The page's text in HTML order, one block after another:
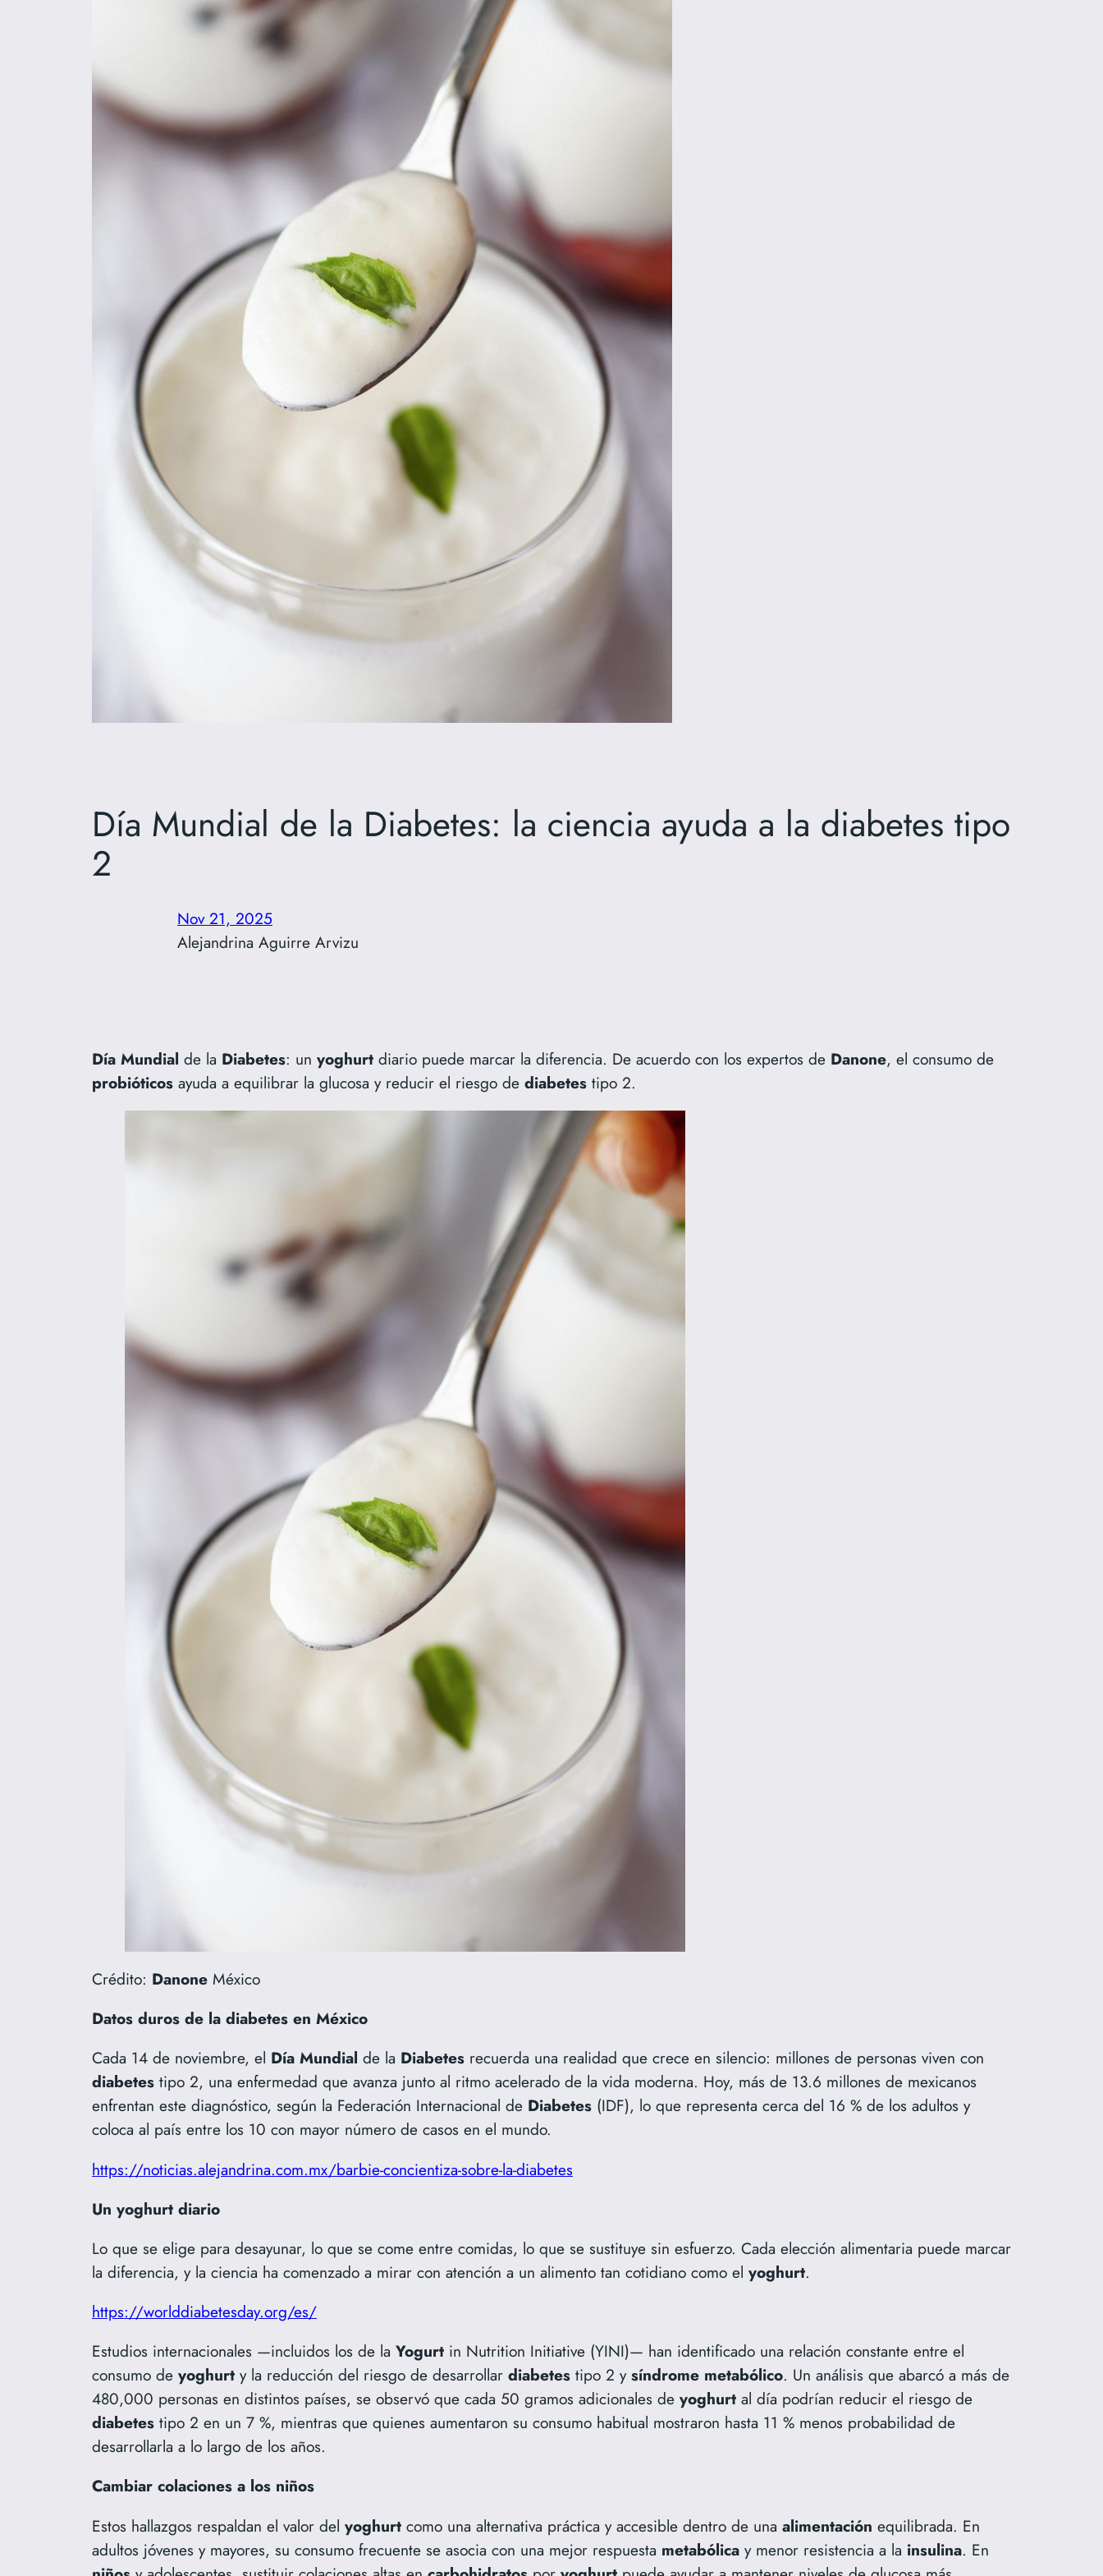
Día Mundial de la Diabetes: la ciencia ayuda a la diabetes tipo
2
Nov 21, 2025
Alejandrina Aguirre Arvizu
Día Mundial de la Diabetes: un yoghurt diario puede marcar la diferencia. De acuerdo con los expertos de Danone, el consumo de
probióticos ayuda a equilibrar la glucosa y reducir el riesgo de diabetes tipo 2.
Crédito: Danone México
Datos duros de la diabetes en México
Cada 14 de noviembre, el Día Mundial de la Diabetes recuerda una realidad que crece en silencio: millones de personas viven con
diabetes tipo 2, una enfermedad que avanza junto al ritmo acelerado de la vida moderna. Hoy, más de 13.6 millones de mexicanos
enfrentan este diagnóstico, según la Federación Internacional de Diabetes (IDF), lo que representa cerca del 16 % de los adultos y
coloca al país entre los 10 con mayor número de casos en el mundo.
https://noticias.alejandrina.com.mx/barbie-concientiza-sobre-la-diabetes
Un yoghurt diario
Lo que se elige para desayunar, lo que se come entre comidas, lo que se sustituye sin esfuerzo. Cada elección alimentaria puede marcar
la diferencia, y la ciencia ha comenzado a mirar con atención a un alimento tan cotidiano como el yoghurt.
https://worlddiabetesday.org/es/
Estudios internacionales —incluidos los de la Yogurt in Nutrition Initiative (YINI)— han identificado una relación constante entre el
consumo de yoghurt y la reducción del riesgo de desarrollar diabetes tipo 2 ysíndrome metabólico. Un análisis que abarcó a más de
480,000 personas en distintos países, se observó que cada 50 gramos adicionales de yoghurt al día podrían reducir el riesgo de
diabetes tipo 2 en un 7 %, mientras que quienes aumentaron su consumo habitual mostraron hasta 11 % menos probabilidad de
desarrollarla a lo largo de los años.
Cambiar colaciones a los niños
Estos hallazgos respaldan el valor del yoghurt como una alternativa práctica y accesible dentro de una alimentación equilibrada. En
adultos jóvenes y mayores, su consumo frecuente se asocia con una mejor respuesta metabólica y menor resistencia a la insulina. En